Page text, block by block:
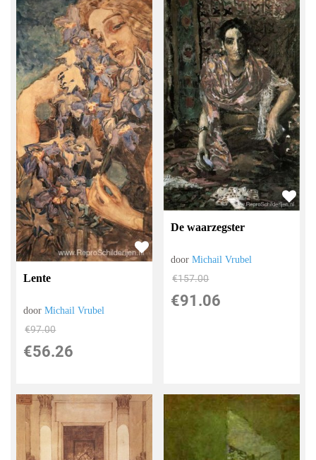
Lente
doorMichail Vrubel
€97.00
€56.26
De waarzegster
doorMichail Vrubel
€157.00
€91.06